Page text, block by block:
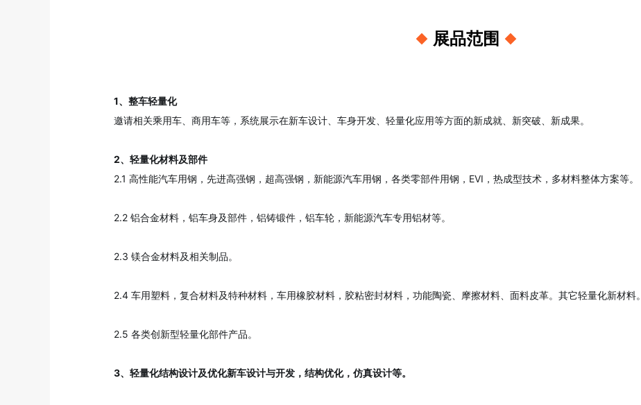
展品范围
1、整车轻量化
邀请相关乘用车、商用车等，系统展示在新车设计、车身开发、轻量化应用等方面的新成就、新突破、新成果。
2、轻量化材料及部件
2.1 高性能汽车用钢，先进高强钢，超高强钢，新能源汽车用钢，各类零部件用钢，EVI，热成型技术，多材料整体方案等。
2.2 铝合金材料，铝车身及部件，铝铸锻件，铝车轮，新能源汽车专用铝材等。
2.3 镁合金材料及相关制品。
2.4 车用塑料，复合材料及特种材料，车用橡胶材料，胶粘密封材料，功能陶瓷、摩擦材料、面料皮革。其它轻量化新材料。
2.5 各类创新型轻量化部件产品。
3、轻量化结构设计及优化新车设计与开发，结构优化，仿真设计等。